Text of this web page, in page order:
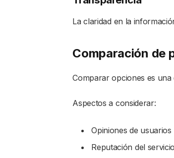
La claridad en la
Comparación de
Comparar opciones es
Aspectos a considerar:
Opiniones de usuarios
Reputación del servicio